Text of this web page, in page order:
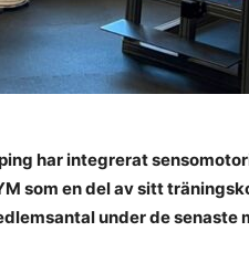
har integrerat
som en del av sitt
under de senaste